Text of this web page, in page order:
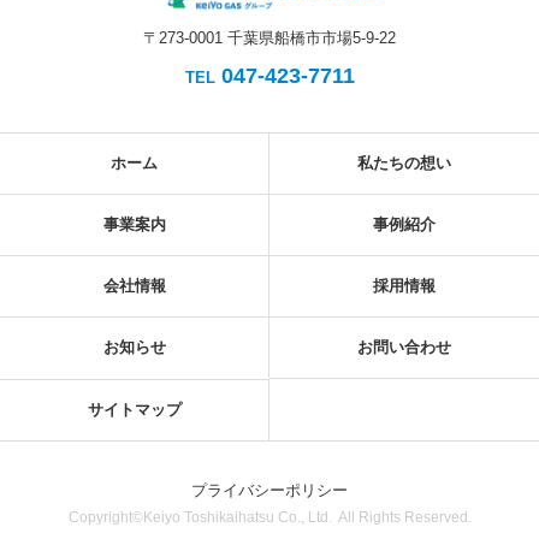
〒273-0001 千葉県船橋市市場5-9-22
TEL 047-423-7711
ホーム 私たちの想い
事業案内 事例紹介
会社情報 採用情報
お知らせ お問い合わせ
サイトマップ
プライバシーポリシー
Copyright©Keiyo Toshikaihatsu Co., Ltd. All Rights Reserved.